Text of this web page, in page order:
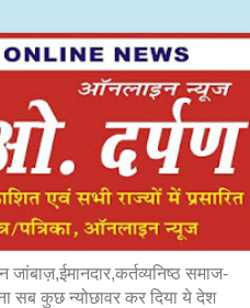
समाज-
सब कुछ न्योछावर कर दिया ये देश